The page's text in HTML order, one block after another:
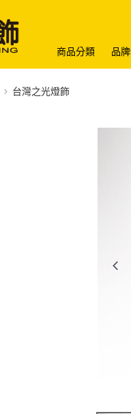
商品分類 品
台灣之光燈飾